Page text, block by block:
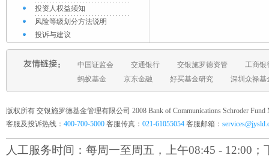
投资人权益须知
风险等级划分方法说明
投诉与建议
中国证监会 交通银行 交银施罗德资管
工商银
蚂蚁基金
京东金融 好买基金研究 深圳众禄基
版权所有 交银施罗德基金管理有限公司 2008 Bank of Communications Schroder Fund
客服及投诉热线： 400-700-5000 客服传真： 021-61055054 客服邮箱：
人工服务时间：每周一至周五，上午08:45 - 12:00；